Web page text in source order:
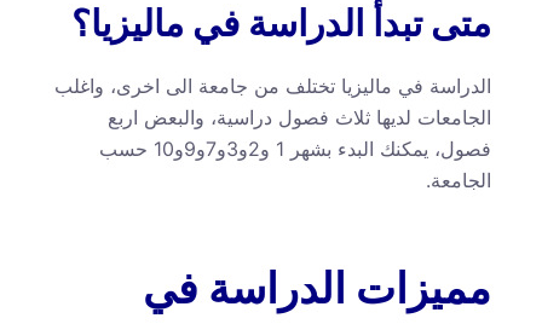
متى تبدأ الدراسة في ماليزيا؟
الدراسة في ماليزيا تختلف من جامعة الى اخرى، واغلب
الجامعات لديها ثلاث فصول دراسية، والبعض اربع
فصول، يمكنك البدء بشهر 1 و2و3و7و9و10 حسب
الجامعة.
مميزات الدراسة في